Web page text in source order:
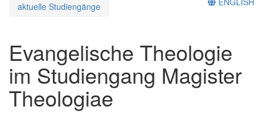
aktuelle Studiengänge
Evangelische Theologie
im Studiengang Magister
Theologiae